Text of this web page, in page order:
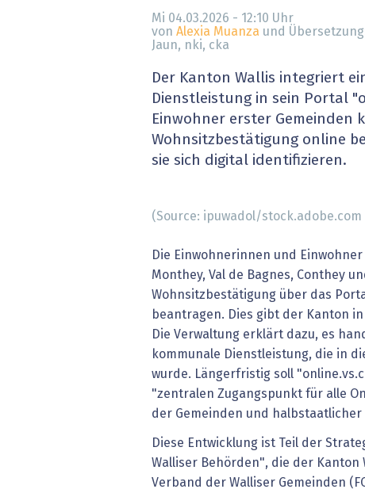
» alle News
EU-
XaaS,
Digital
» alle
Mi 04.03.2026 - 12:10 Uhr
von Alexia Muanza und
Jaun, nki, cka
Der Kanton Wallis integriert
Dienstleistung in sein Portal
Einwohner erster Gemeinden
Wohnsitzbestätigung online
sie sich digital identifizieren.
(Source: ipuwadol/stock.adobe.com
Die Einwohnerinnen und
Monthey, Val de Bagnes, Conthey
Wohnsitzbestätigung über das
beantragen. Dies gibt der Kanton
Die Verwaltung erklärt dazu, es
kommunale Dienstleistung, die in
wurde. Längerfristig soll
"zentralen Zugangspunkt für alle
der Gemeinden und
Diese Entwicklung ist Teil der
Walliser Behörden", die der Kanton
Verband der Walliser Gemeinden